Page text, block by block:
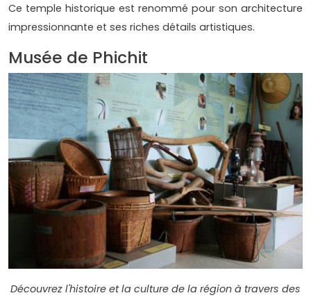
Ce temple historique est renommé pour son architecture
impressionnante et ses riches détails artistiques.
Musée de Phichit
Découvrez l'histoire et la culture de la région à travers des